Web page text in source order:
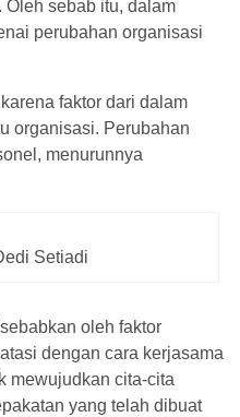
sebab itu, dalam
perubahan organisasi
faktor dari dalam
organisasi. Perubahan
menurunnya
Setiadi
oleh faktor
dengan cara kerjasama
mewujudkan cita-cita
yang telah dibuat